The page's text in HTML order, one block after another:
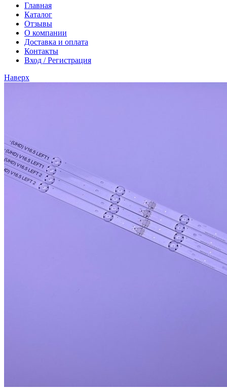
Главная
Каталог
Отзывы
О компании
Доставка и оплата
Контакты
Вход / Регистрация
Наверх